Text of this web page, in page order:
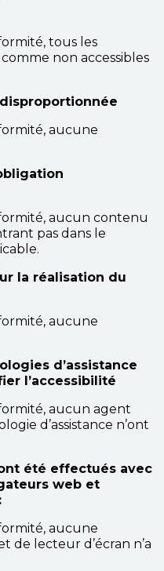
tous les
non accessibles
aucune
aucun contenu
pas dans le
la réalisation du
aucune
d’assistance
l’accessibilité
aucun agent
d’assistance n’ont
été effectués avec
web et
aucune
de lecteur d’écran n’a